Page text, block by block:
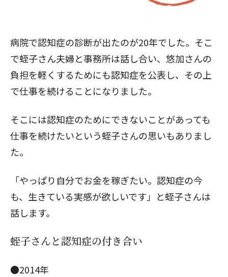
病院で認知症の診断が出たのが20年でした。そこ
で蛭子さん夫婦と事務所は話し合い、悠加さんの
負担を軽くするためにも認知症を公表し、その上
で仕事を続けることになりました。
そこには認知症のためにできないことがあっても
仕事を続けたいという蛭子さんの思いもありまし
た。
「やっぱり自分でお金を稼ぎたい。認知症の今
も、生きている実感が欲しいです」と蛭子さんは
話します。
蛭子さんと認知症の付き合い
●2014年